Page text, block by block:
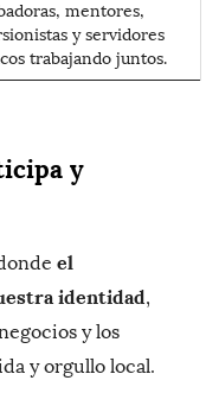
mentores,
y servidores
trabajando juntos.
y
el
identidad,
y los
y orgullo local.